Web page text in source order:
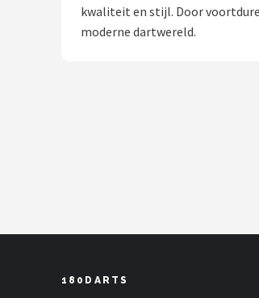
Toernooien
Bull's
kwaliteit en stijl. Door
moderne dartwereld.
180DARTS